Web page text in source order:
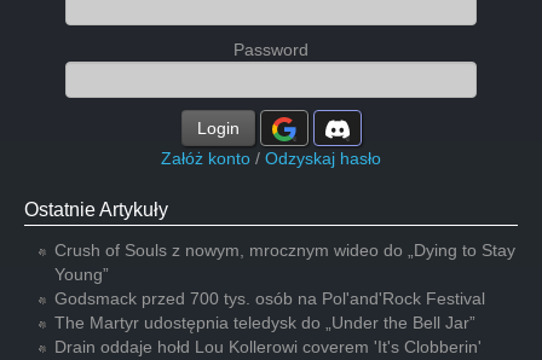
Password
Login
Załóż konto / Odzyskaj hasło
Ostatnie Artykuły
Crush of Souls z nowym, mrocznym wideo do „Dying to Stay
Young”
Godsmack przed 700 tys. osób na Pol'and'Rock Festival
The Martyr udostępnia teledysk do „Under the Bell Jar”
Drain oddaje hołd Lou Kollerowi coverem 'It's Clobberin'